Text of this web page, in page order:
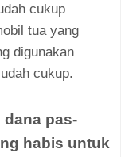
cukup
tua yang
digunakan
cukup.
dana pas-
habis untuk